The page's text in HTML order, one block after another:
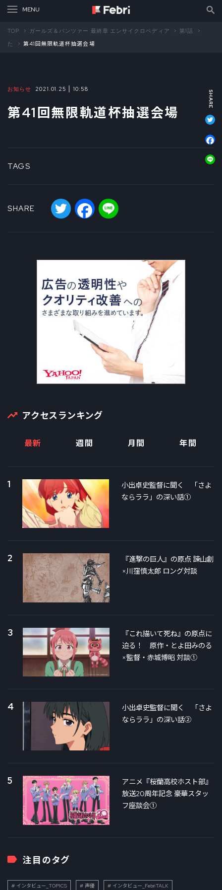
TOP ガールズ＆パンツァー 最終章 エンサイクロペディア
第1話
た
第41回無限軌道杯抽選会場
お知らせ 2021.01.25 10:58
第41回無限軌道杯抽選会場
TAGS
SHARE
Twitter Facebook
アクセスランキング
最新 週間 月間 年間
1
小出卓史監督に聞く 「さよ
ならララ」の深い話①
2
『進撃の巨人』の原点 諫山創
×川窪慎太郎 ロング対談
3
『これ描いて死ね』の原点に
迫る！ 原作・とよ田みのる
×監督・赤城博昭 対談①
4
小出卓史監督に聞く 「さよ
ならララ」の深い話②
5
アニメ『桜蘭高校ホスト部』
放送20周年記念 豪華スタッ
フ座談会①
注目のタグ
インタビュー_TOPICS 声優 インタビュー_FebriTALK